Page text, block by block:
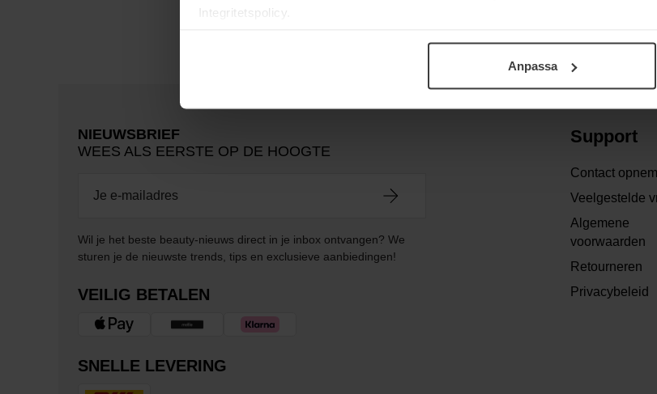
Integritetspolicy.
Anpassa
NIEUWSBRIEF
WEES ALS EERSTE OP DE HOOGTE
Wil je het beste beauty-nieuws direct in je inbox ontvangen? We
sturen je de nieuwste trends, tips en exclusieve aanbiedingen!
VEILIG BETALEN
SNELLE LEVERING
Support
Contact
Veelgestelde
Algemene
voorwaarden
Retourneren
Privacybeleid